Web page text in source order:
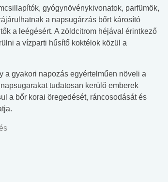
gyógynövénykivonatok, parfümök,
a napsugárzás bőrt károsító
a leégésért. A zöldcitrom héjával érintkező
a vízparti hűsítő koktélok közül a
a gyakori napozás egyértelműen növeli a
tudatosan kerülő emberek
a bőr korai öregedését, ráncosodását és